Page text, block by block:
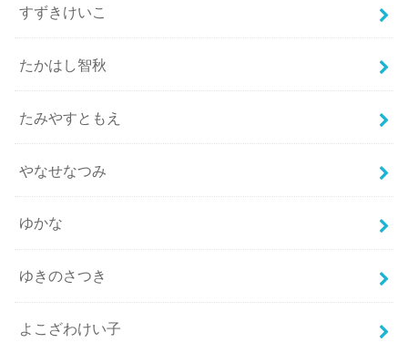
すずきけいこ
たかはし智秋
たみやすともえ
やなせなつみ
ゆかな
ゆきのさつき
よこざわけい子